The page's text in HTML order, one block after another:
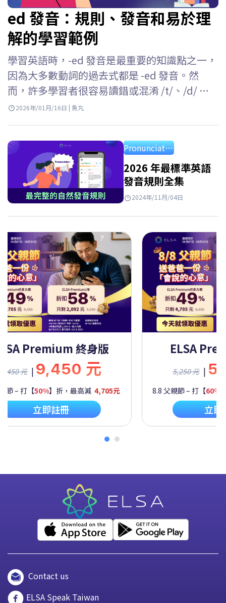
ed 發音：規則、發音和易於理
解的學習範例
學習英語時，-ed 發音是最重要的知識點之一，
因為大多數動詞的過去式都是 -ed 發音。然
而，許多學習者很容易讀錯或混淆 /t/、/d/ 和 /
ɪd/ 這三種發音。 ELSA Speak 將幫助你理解英
Takeaways…
2026年/01月/16日 | 魚丸
Pronunciation
2026 年最標準英語
發音規則全集
2024年/11月/04日
ELSA Premium 一年
5,250 元 |5,250 元
8.8 父親節 – 打【60%】折，最高減 2,092元
立即註冊
8.8 父
Contact us
ELSA Speak Taiwan